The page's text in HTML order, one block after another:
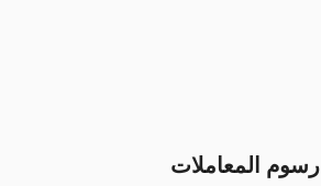
رسوم المعاملات